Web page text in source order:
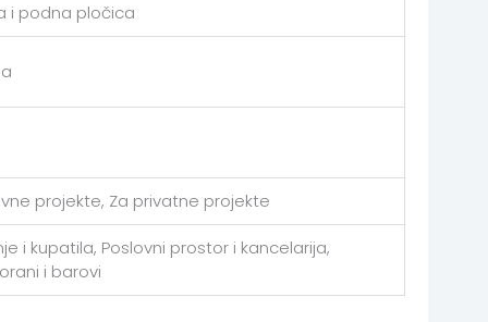
i podna pločica
projekte, Za privatne projekte
i kupatila, Poslovni prostor i kancelarija,
i barovi